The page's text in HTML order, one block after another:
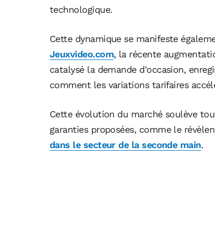
technologique.
Cette dynamique se manifeste
Jeuxvideo.com, la récente
catalysé la demande d'occasion,
comment les variations tarifaires
Cette évolution du marché soulève
garanties proposées, comme le
dans le secteur de la seconde main.